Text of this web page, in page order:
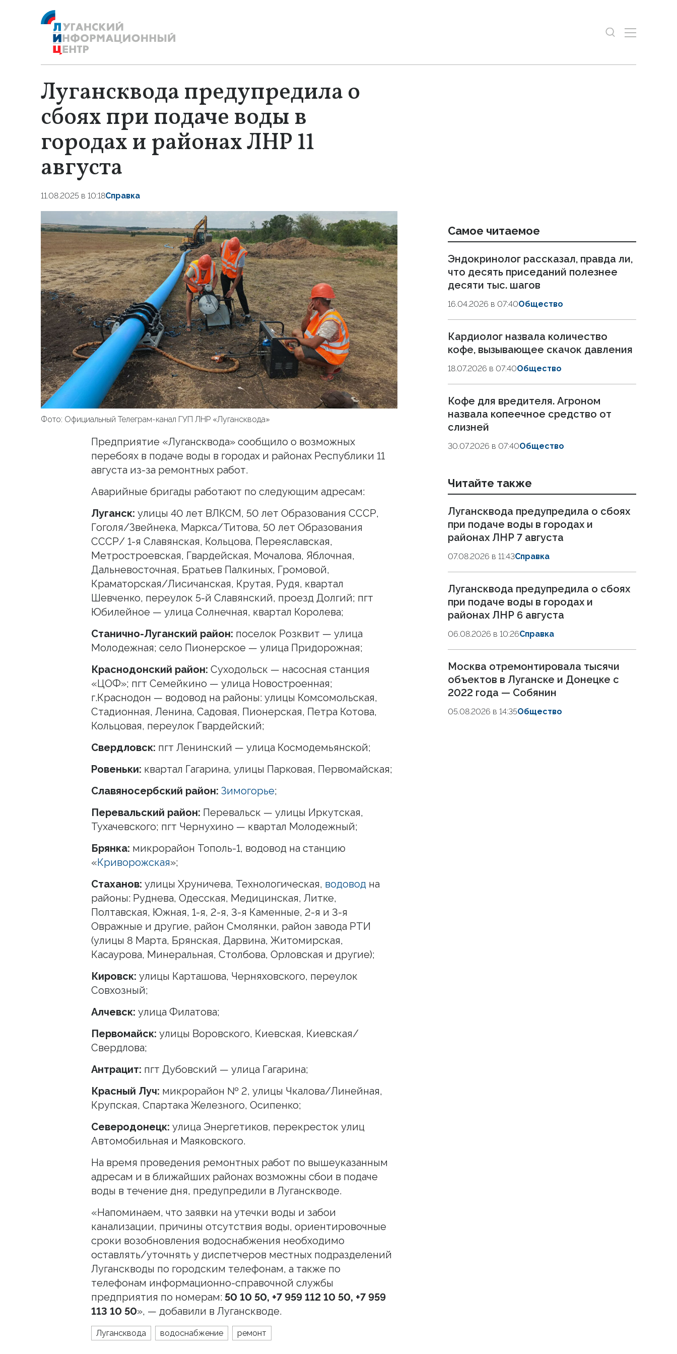
Лугансквода предупредила о
сбоях при подаче воды в
городах и районах ЛНР 11
августа
11.08.2025 в 10:18Справка
Фото: Официальный Телеграм-канал ГУП ЛНР «Лугансквода»
Предприятие «Лугансквода» сообщило о возможных
перебоях в подаче воды в городах и районах Республики 11
августа из-за ремонтных работ.
Аварийные бригады работают по следующим адресам:
Луганск: улицы 40 лет ВЛКСМ, 50 лет Образования СССР,
Гоголя/Звейнека, Маркса/Титова, 50 лет Образования
СССР/ 1-я Славянская, Кольцова, Переяславская,
Метростроевская, Гвардейская, Мочалова, Яблочная,
Дальневосточная, Братьев Палкиных, Громовой,
Краматорская/Лисичанская, Крутая, Рудя, квартал
Шевченко, переулок 5-й Славянский, проезд Долгий; пгт
Юбилейное — улица Солнечная, квартал Королева;
Станично-Луганский район: поселок Розквит — улица
Молодежная; село Пионерское — улица Придорожная;
Краснодонский район: Суходольск — насосная станция
«ЦОФ»; пгт Семейкино — улица Новостроенная;
г.Краснодон — водовод на районы: улицы Комсомольская,
Стадионная, Ленина, Садовая, Пионерская, Петра Котова,
Кольцовая, переулок Гвардейский;
Свердловск: пгт Ленинский — улица Космодемьянской;
Ровеньки: квартал Гагарина, улицы Парковая, Первомайская;
Славяносербский район: Зимогорье;
Перевальский район: Перевальск — улицы Иркутская,
Тухачевского; пгт Чернухино — квартал Молодежный;
Брянка: микрорайон Тополь-1, водовод на станцию
«Криворожская»;
Стаханов: улицы Хруничева, Технологическая, водовод на
районы: Руднева, Одесская, Медицинская, Литке,
Полтавская, Южная, 1-я, 2-я, 3-я Каменные, 2-я и 3-я
Овражные и другие, район Смолянки, район завода РТИ
(улицы 8 Марта, Брянская, Дарвина, Житомирская,
Касаурова, Минеральная, Столбова, Орловская и другие);
Кировск: улицы Карташова, Черняховского, переулок
Совхозный;
Алчевск: улица Филатова;
Первомайск: улицы Воровского, Киевская, Киевская/
Свердлова;
Антрацит: пгт Дубовский — улица Гагарина;
Красный Луч: микрорайон № 2, улицы Чкалова/Линейная,
Крупская, Спартака Железного, Осипенко;
Северодонецк: улица Энергетиков, перекресток улиц
Автомобильная и Маяковского.
На время проведения ремонтных работ по вышеуказанным
адресам и в ближайших районах возможны сбои в подаче
воды в течение дня, предупредили в Луганскводе.
«Напоминаем, что заявки на утечки воды и забои
канализации, причины отсутствия воды, ориентировочные
сроки возобновления водоснабжения необходимо
оставлять/уточнять у диспетчеров местных подразделений
Луганскводы по городским телефонам, а также по
телефонам информационно-справочной службы
предприятия по номерам: 50 10 50, +7 959 112 10 50, +7 959
113 10 50», — добавили в Луганскводе.
Лугансквода водоснабжение ремонт
Самое читаемое
Эндокринолог рассказал, правда ли,
что десять приседаний полезнее
десяти тыс. шагов
16.04.2026 в 07:40Общество
Кардиолог назвала количество
кофе, вызывающее скачок давления
18.07.2026 в 07:40Общество
Кофе для вредителя. Агроном
назвала копеечное средство от
слизней
30.07.2026 в 07:40Общество
Читайте также
Лугансквода предупредила о сбоях
при подаче воды в городах и
районах ЛНР 7 августа
07.08.2026 в 11:43Справка
Лугансквода предупредила о сбоях
при подаче воды в городах и
районах ЛНР 6 августа
06.08.2026 в 10:26Справка
Москва отремонтировала тысячи
объектов в Луганске и Донецке с
2022 года — Собянин
05.08.2026 в 14:35Общество